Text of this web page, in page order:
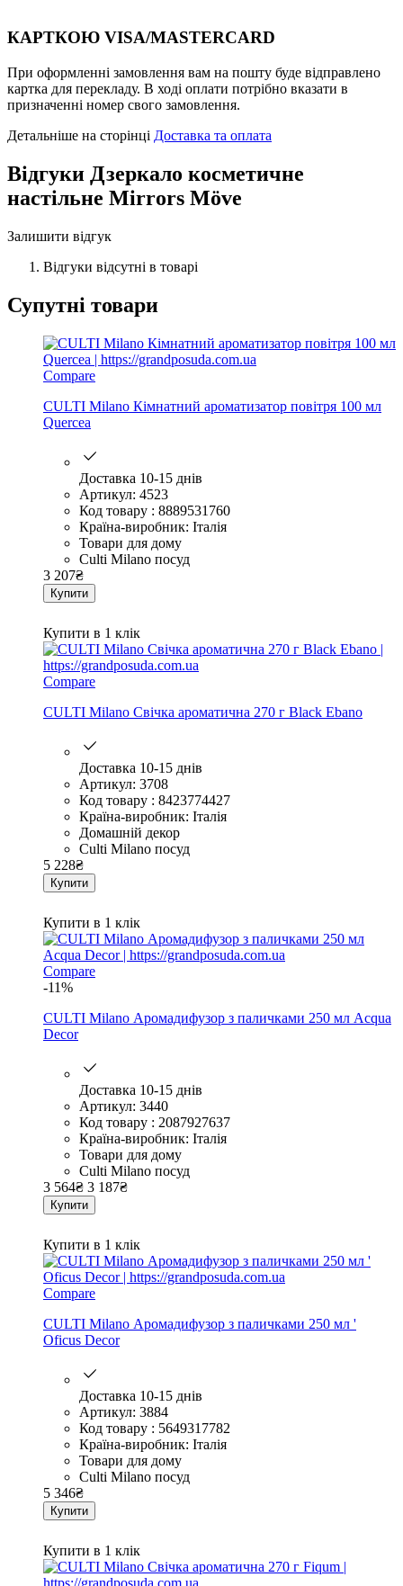
КАРТКОЮ VISA/MASTERCARD
При оформленні замовлення вам на пошту буде відправлено
картка для перекладу. В ході оплати потрібно вказати в
призначенні номер свого замовлення.
Детальніше на сторінці Доставка та оплата
Відгуки Дзеркало косметичне
настільне Mirrors Möve
Залишити відгук
Відгуки відсутні в товарі
Супутні товари
Compare
CULTI Milano Кімнатний ароматизатор повітря 100 мл
Quercea
Доставка 10-15 днів
Артикул: 4523
Код товару : 8889531760
Країна-виробник: Італія
Товари для дому
Culti Milano посуд
3 207₴
Купити
Купити в 1 клік
Compare
CULTI Milano Свічка ароматична 270 г Black Ebano
Доставка 10-15 днів
Артикул: 3708
Код товару : 8423774427
Країна-виробник: Італія
Домашній декор
Culti Milano посуд
5 228₴
Купити
Купити в 1 клік
Compare
-11%
CULTI Milano Аромадифузор з паличками 250 мл Acqua
Decor
Доставка 10-15 днів
Артикул: 3440
Код товару : 2087927637
Країна-виробник: Італія
Товари для дому
Culti Milano посуд
3 564₴ 3 187₴
Купити
Купити в 1 клік
Compare
CULTI Milano Аромадифузор з паличками 250 мл '
Oficus Decor
Доставка 10-15 днів
Артикул: 3884
Код товару : 5649317782
Країна-виробник: Італія
Товари для дому
Culti Milano посуд
5 346₴
Купити
Купити в 1 клік